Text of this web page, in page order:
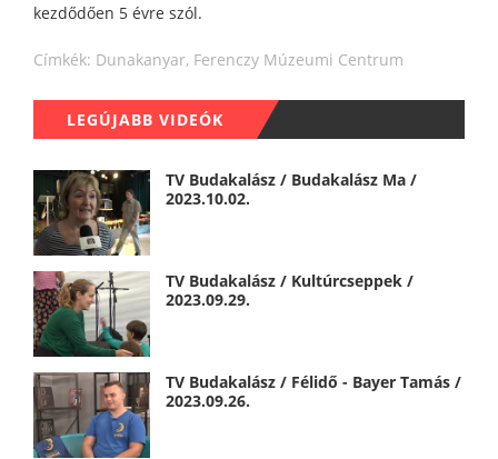
kezdődően 5 évre szól.
Címkék: Dunakanyar, Ferenczy Múzeumi Centrum
LEGÚJABB VIDEÓK
TV Budakalász / Budakalász Ma /
2023.10.02.
TV Budakalász / Kultúrcseppek /
2023.09.29.
TV Budakalász / Félidő - Bayer Tamás /
2023.09.26.